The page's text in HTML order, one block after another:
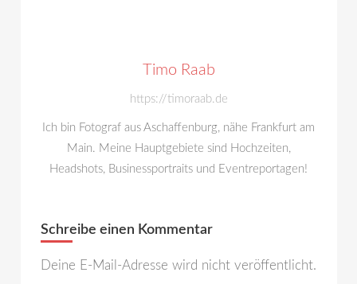
Timo Raab
https://timoraab.de
Ich bin Fotograf aus Aschaffenburg, nähe Frankfurt am
Main. Meine Hauptgebiete sind Hochzeiten,
Headshots, Businessportraits und Eventreportagen!
Schreibe einen Kommentar
Deine E-Mail-Adresse wird nicht veröffentlicht.